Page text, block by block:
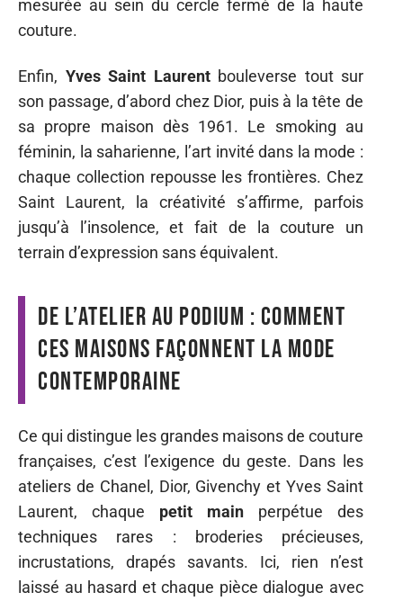
mesurée au sein du cercle fermé de la haute
couture.
Enfin, Yves Saint Laurentbouleverse tout sur
son passage, d’abord chez Dior, puis à la tête de
sa propre maison dès 1961. Le smoking au
féminin, la saharienne, l’art invité dans la mode :
chaque collection repousse les frontières. Chez
Saint Laurent, la créativité s’affirme, parfois
jusqu’à l’insolence, et fait de la couture un
terrain d’expression sans équivalent.
De l’atelier au podium : comment
ces maisons façonnent la mode
contemporaine
Ce qui distingue les grandes maisons de couture
françaises, c’est l’exigence du geste. Dans les
ateliers de Chanel, Dior, Givenchy et Yves Saint
Laurent, chaque petit main perpétue des
techniques rares : broderies précieuses,
incrustations, drapés savants. Ici, rien n’est
laissé au hasard et chaque pièce dialogue avec